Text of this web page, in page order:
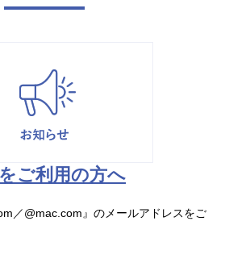
ご利用の方へ
／@mac.com』のメールアドレスをご